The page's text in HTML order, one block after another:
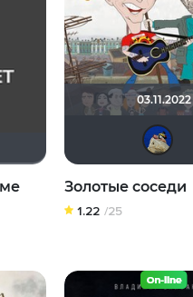
03.11.2022
Золотые соседи
1.22 /25